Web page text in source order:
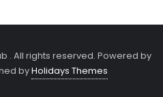
. All rights reserved. Powered by
byHolidays Themes